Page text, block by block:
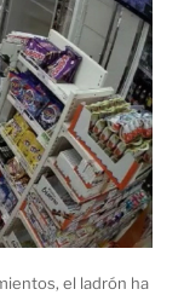
el ladrón ha